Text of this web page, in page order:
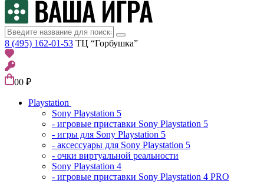
8 (495) 162-01-53 ТЦ “Горбушка”
00 ₽
Playstation
Sony Playstation 5
- игровые приставки Sony Playstation 5
- игры для Sony Playstation 5
- аксессуары для Sony Playstation 5
- очки виртуальной реальности
Sony Playstation 4
- игровые приставки Sony Playstation 4 PRO